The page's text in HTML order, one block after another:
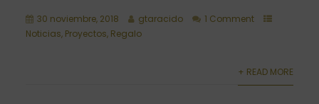
30 noviembre, 2018 gtaracido
1 Comment
Noticias, Proyectos, Regalo
+ READ MORE